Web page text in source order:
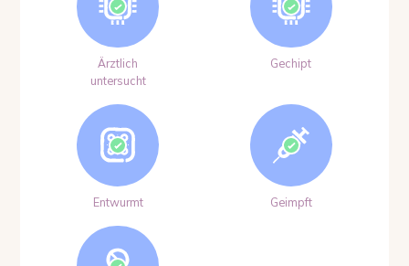
Ärztlich
untersucht
Gechipt
Entwurmt Geimpft